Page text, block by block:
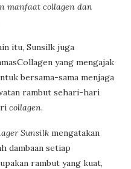
manfaat collagen dan
itu, Sunsilk juga
yang mengajak
bersama-sama menjaga
rambut sehari-hari
collagen.
Sunsilk mengatakan
dambaan setiap
rambut yang kuat,